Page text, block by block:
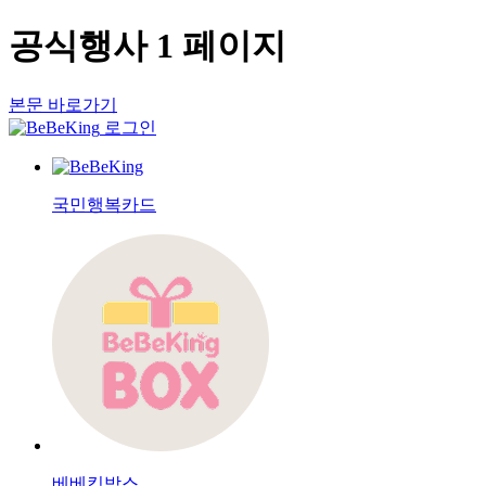
공식행사 1 페이지
본문 바로가기
로그인
국민행복카드